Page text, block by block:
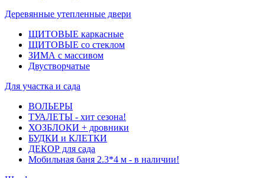
Деревянные утепленные двери
ЩИТОВЫЕ каркасные
ЩИТОВЫЕ со стеклом
ЗИМА с массивом
Двустворчатые
Для участка и сада
ВОЛЬЕРЫ
ТУАЛЕТЫ - хит сезона!
ХОЗБЛОКИ + дровники
БУДКИ и КЛЕТКИ
ДЕКОР для сада
Мобильная баня 2.3*4 м - в наличии!